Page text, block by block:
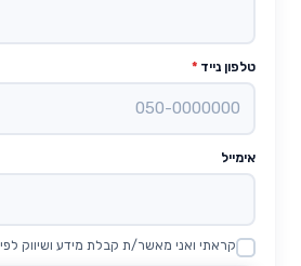
טלפון נייד *
אימייל
Website
קראתי ואני מאשר/ת קבלת מידע ושיווק לפי